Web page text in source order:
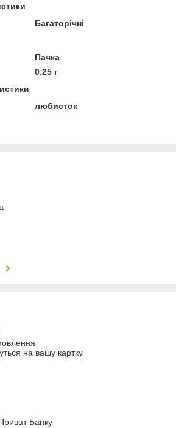
Багаторічні
Пачка
0.25 г
любисток
на вашу картку
Банку